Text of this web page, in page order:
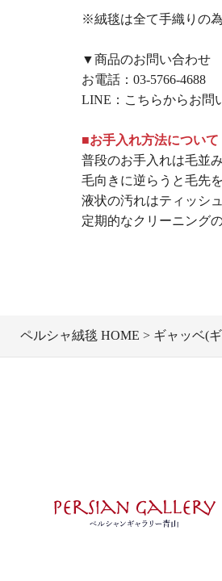
※絨毯は全て手織りの
▼商品のお問い合わせ
お電話： 03-5766-4688
LINE： こちらからお問
■お手入れ方法について
普段のお手入れは毛並
毛向きに逆らうと毛先
液状の汚れはティッシ
定期的なクリーニング
ペルシャ絨毯 HOME ギャッベ(